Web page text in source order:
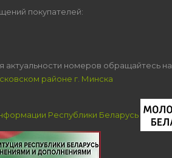
покупателей:
актуальности номеров обращайтесь на
районе г. Минска